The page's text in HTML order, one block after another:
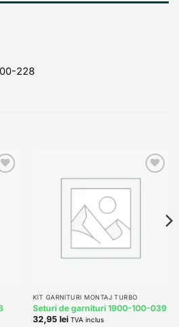
228
to
Add to
KIT GARNITURI MONTAJ TURBO
Seturi de garnituri 1900-100-039
32,95 lei TVA inclus